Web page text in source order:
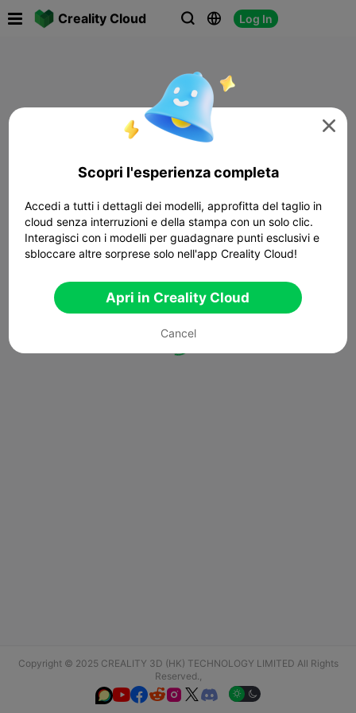
Creality Cloud   Log In
Copyright © 2025 CREALITY 3D (HK) TECHNOLOGY LIMITED All Rights
Reserved.,
  

Scopri l'esperienza completa
Accedi a tutti i dettagli dei modelli, approfitta del taglio in
cloud senza interruzioni e della stampa con un solo clic.
Interagisci con i modelli per guadagnare punti esclusivi e
sbloccare altre sorprese solo nell'app Creality Cloud!
Apri in Creality Cloud
Cancel